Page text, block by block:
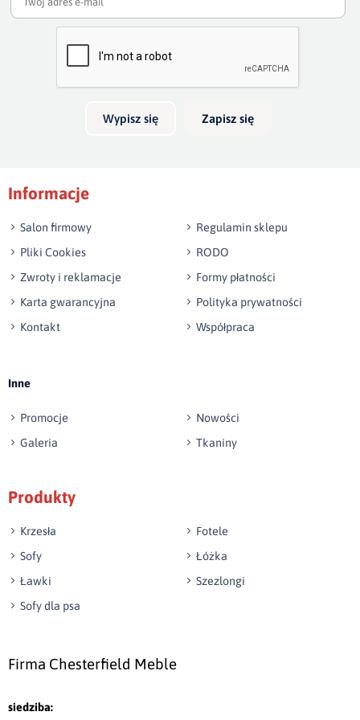
Twoja ocena
Bardzo dobry
Twoja opinia o produkcie
Wyślij opinię
Wypisz się Zapisz się
Informacje
Salon firmowy
Regulamin sklepu
Pliki Cookies
RODO
Zwroty i reklamacje
Formy płatności
Karta gwarancyjna
Polityka prywatności
Kontakt
Współpraca
Inne
Promocje
Nowości
Galeria
Tkaniny
Produkty
Krzesła
Fotele
Sofy
Łóżka
Ławki
Szezlongi
Sofy dla psa
Firma Chesterfield Meble
siedziba: